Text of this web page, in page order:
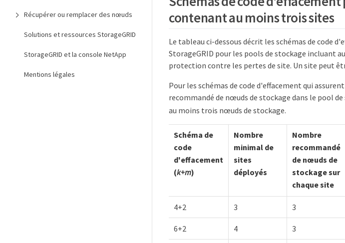
Récupérer ou remplacer des nœuds
Solutions et ressources StorageGRID
StorageGRID et la console NetApp
Mentions légales
contenant au moins trois sites
Le tableau ci-dessous décrit les schémas de code
StorageGRID pour les pools de stockage incluant
protection contre les pertes de site. Un site peut
Pour les schémas de code d'effacement qui
recommandé de nœuds de stockage dans le pool de
au moins trois nœuds de stockage.
Schéma de
code
d'effacement
(k+m)
Nombre
minimal de
sites
déployés
Nombre
recommandé
de nœuds de
stockage sur
chaque site
4+2 3 3
6+2 4 3